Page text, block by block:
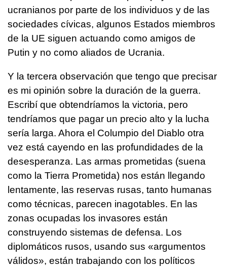
ucranianos por parte de los individuos y de las
sociedades cívicas, algunos Estados miembros
de la UE siguen actuando como amigos de
Putin y no como aliados de Ucrania.
Y la tercera observación que tengo que precisar
es mi opinión sobre la duración de la guerra.
Escribí que obtendríamos la victoria, pero
tendríamos que pagar un precio alto y la lucha
sería larga. Ahora el Columpio del Diablo otra
vez está cayendo en las profundidades de la
desesperanza. Las armas prometidas (suena
como la Tierra Prometida) nos están llegando
lentamente, las reservas rusas, tanto humanas
como técnicas, parecen inagotables. En las
zonas ocupadas los invasores están
construyendo sistemas de defensa. Los
diplomáticos rusos, usando sus «argumentos
válidos», están trabajando con los políticos